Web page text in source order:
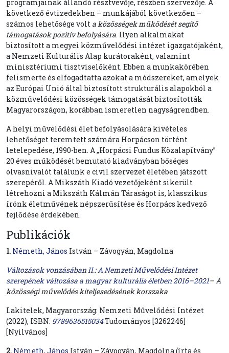
programjainak állandó résztvevője, részben szervezője. A
következő évtizedekben – munkájából következően –
számos lehetősége volt a közösségek működését segítő
támogatások pozitív befolyására. Ilyen alkalmakat
biztosított a megyei közművelődési intézet igazgatójaként,
a Nemzeti Kulturális Alap kurátoraként, valamint
minisztériumi tisztviselőként. Ebben a munkakörében
felismerte és elfogadtatta azokat a módszereket, amelyek
az Európai Unió által biztosított strukturális alapokból a
közművelődési közösségek támogatását biztosították
Magyarországon, korábban ismeretlen nagyságrendben.
A helyi művelődési élet befolyásolására kivételes
lehetőséget teremtett számára Horpácson történt
letelepedése, 1990-ben. A „Horpácsi Fundus Közalapítvány”
20 éves működését bemutató kiadványban bőséges
olvasnivalót találunk e civil szervezet életében játszott
szerepéről. A Mikszáth Kiadó vezetőjeként sikerült
létrehozni a Mikszáth Kálmán Táraságot is, klasszikus
írónk életművének népszerűsítése és Horpács kedvező
fejlődése érdekében.
Publikációk
1. Németh, János István – Závogyán, Magdolna
Változások vonzásában II.: A Nemzeti Művelődési Intézet
szerepének változása a magyar kulturális életben 2016–2021– A
közösségi művelődés kiteljesedésének korszaka
Lakitelek, Magyarország: Nemzeti Művelődési Intézet
(2022), ISBN: 9789636515034Tudományos [3262246]
[Nyilvános]
2. Németh, János István – Závogyán, Magdolna (írta és